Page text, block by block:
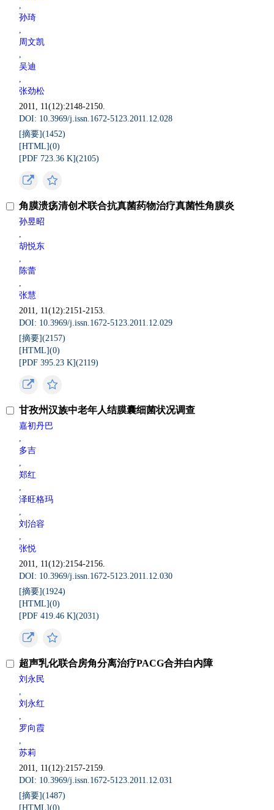
,
孙琦
,
周文凯
,
吴迪
,
张劲松
2011, 11(12):2148-2150.
DOI: 10.3969/j.issn.1672-5123.2011.12.028
[摘要](1452)
[HTML](0)
[PDF 723.36 K](2105)
角膜溃疡清创术联合抗真菌药物治疗真菌性角膜炎
孙昱昭
,
胡悦东
,
陈蕾
,
张慧
2011, 11(12):2151-2153.
DOI: 10.3969/j.issn.1672-5123.2011.12.029
[摘要](2157)
[HTML](0)
[PDF 395.23 K](2119)
甘孜州汉族中老年人结膜囊细菌状况调查
嘉初丹巴
,
多吉
,
郑红
,
泽旺格玛
,
刘治容
,
张悦
2011, 11(12):2154-2156.
DOI: 10.3969/j.issn.1672-5123.2011.12.030
[摘要](1924)
[HTML](0)
[PDF 419.46 K](2031)
超声乳化联合房角分离治疗PACG合并白内障
刘永民
,
刘永红
,
罗向霞
,
苏莉
2011, 11(12):2157-2159.
DOI: 10.3969/j.issn.1672-5123.2011.12.031
[摘要](1487)
[HTML](0)